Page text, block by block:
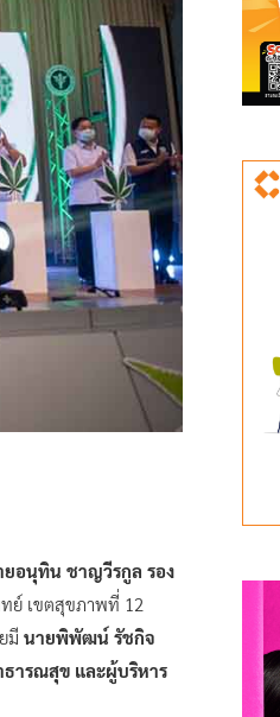
ยอนุทิน ชาญวีรกูล รอง
ย์ เขตสุขภาพที่ 12
มี นายพิพัฒน์ รัชกิจ
ธารณสุข และผู้บริหาร